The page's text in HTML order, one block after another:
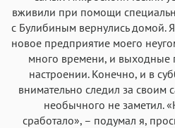
вживили при помощи
с Булибиным вернулись домой.
новое предприятие моего
много времени, и выходные
настроении. Конечно, и в
внимательно следил за своим
необычного не заметил.
сработало», – подумал я,